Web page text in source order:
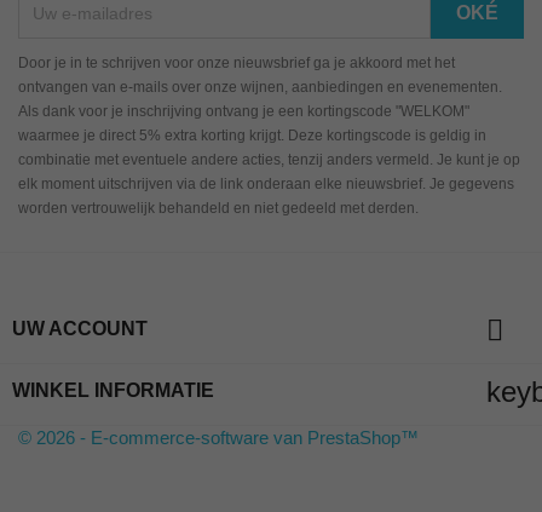
Door je in te schrijven voor onze nieuwsbrief ga je akkoord met het
ontvangen van e-mails over onze wijnen, aanbiedingen en evenementen.
Als dank voor je inschrijving ontvang je een kortingscode "WELKOM"
waarmee je direct 5% extra korting krijgt. Deze kortingscode is geldig in
combinatie met eventuele andere acties, tenzij anders vermeld. Je kunt je op
elk moment uitschrijven via de link onderaan elke nieuwsbrief. Je gegevens
worden vertrouwelijk behandeld en niet gedeeld met derden.
UW ACCOUNT 
WINKEL INFORMATIE
© 2026 - E-commerce-software van PrestaShop™